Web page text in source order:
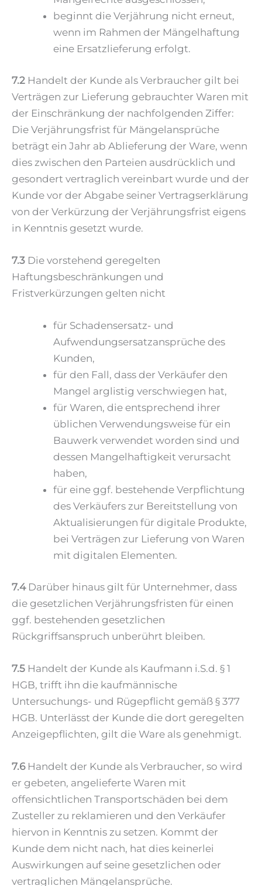
beginnt die Verjährung nicht erneut,
wenn im Rahmen der Mängelhaftung
eine Ersatzlieferung erfolgt.
7.2 Handelt der Kunde als Verbraucher gilt bei
Verträgen zur Lieferung gebrauchter Waren mit
der Einschränkung der nachfolgenden Ziffer:
Die Verjährungsfrist für Mängelansprüche
beträgt ein Jahr ab Ablieferung der Ware, wenn
dies zwischen den Parteien ausdrücklich und
gesondert vertraglich vereinbart wurde und der
Kunde vor der Abgabe seiner Vertragserklärung
von der Verkürzung der Verjährungsfrist eigens
in Kenntnis gesetzt wurde.
7.3 Die vorstehend geregelten
Haftungsbeschränkungen und
Fristverkürzungen gelten nicht
für Schadensersatz- und
Aufwendungsersatzansprüche des
Kunden,
für den Fall, dass der Verkäufer den
Mangel arglistig verschwiegen hat,
für Waren, die entsprechend ihrer
üblichen Verwendungsweise für ein
Bauwerk verwendet worden sind und
dessen Mangelhaftigkeit verursacht
haben,
für eine ggf. bestehende Verpflichtung
des Verkäufers zur Bereitstellung von
Aktualisierungen für digitale Produkte,
bei Verträgen zur Lieferung von Waren
mit digitalen Elementen.
7.4Darüber hinaus gilt für Unternehmer, dass
die gesetzlichen Verjährungsfristen für einen
ggf. bestehenden gesetzlichen
Rückgriffsanspruch unberührt bleiben.
7.5 Handelt der Kunde als Kaufmann i.S.d. § 1
HGB, trifft ihn die kaufmännische
Untersuchungs- und Rügepflicht gemäß § 377
HGB. Unterlässt der Kunde die dort geregelten
Anzeigepflichten, gilt die Ware als genehmigt.
7.6Handelt der Kunde als Verbraucher, so wird
er gebeten, angelieferte Waren mit
offensichtlichen Transportschäden bei dem
Zusteller zu reklamieren und den Verkäufer
hiervon in Kenntnis zu setzen. Kommt der
Kunde dem nicht nach, hat dies keinerlei
Auswirkungen auf seine gesetzlichen oder
vertraglichen Mängelansprüche.